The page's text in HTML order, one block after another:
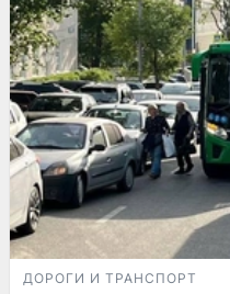
ДОРОГИ И ТРАНСПОРТ